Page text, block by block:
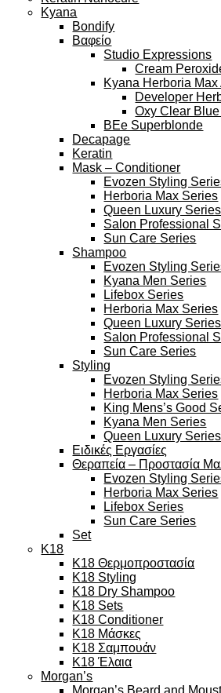
Kyana
Bondify
Βαφείο
Studio Expressions
Cream
Kyana Herboria
Developer
Oxy Clear Blue
BEe Superblonde
Decapage
Keratin
Mask – Conditioner
Evozen Styling
Herboria Max Series
Queen Luxury Series
Salon Professional
Sun Care Series
Shampoo
Evozen Styling
Kyana Men Series
Lifebox Series
Herboria Max Series
Queen Luxury Series
Salon Professional
Sun Care Series
Styling
Evozen Styling
Herboria Max Series
King Mens’s Good
Kyana Men Series
Queen Luxury Series
Ειδικές Εργασίες
Θεραπεία – Προστασία
Evozen Styling
Herboria Max Series
Lifebox Series
Sun Care Series
Set
K18
K18 Θερμοπροστασία
K18 Styling
K18 Dry Shampoo
K18 Sets
K18 Conditioner
K18 Μάσκες
K18 Σαμπουάν
K18 Έλαια
Morgan’s